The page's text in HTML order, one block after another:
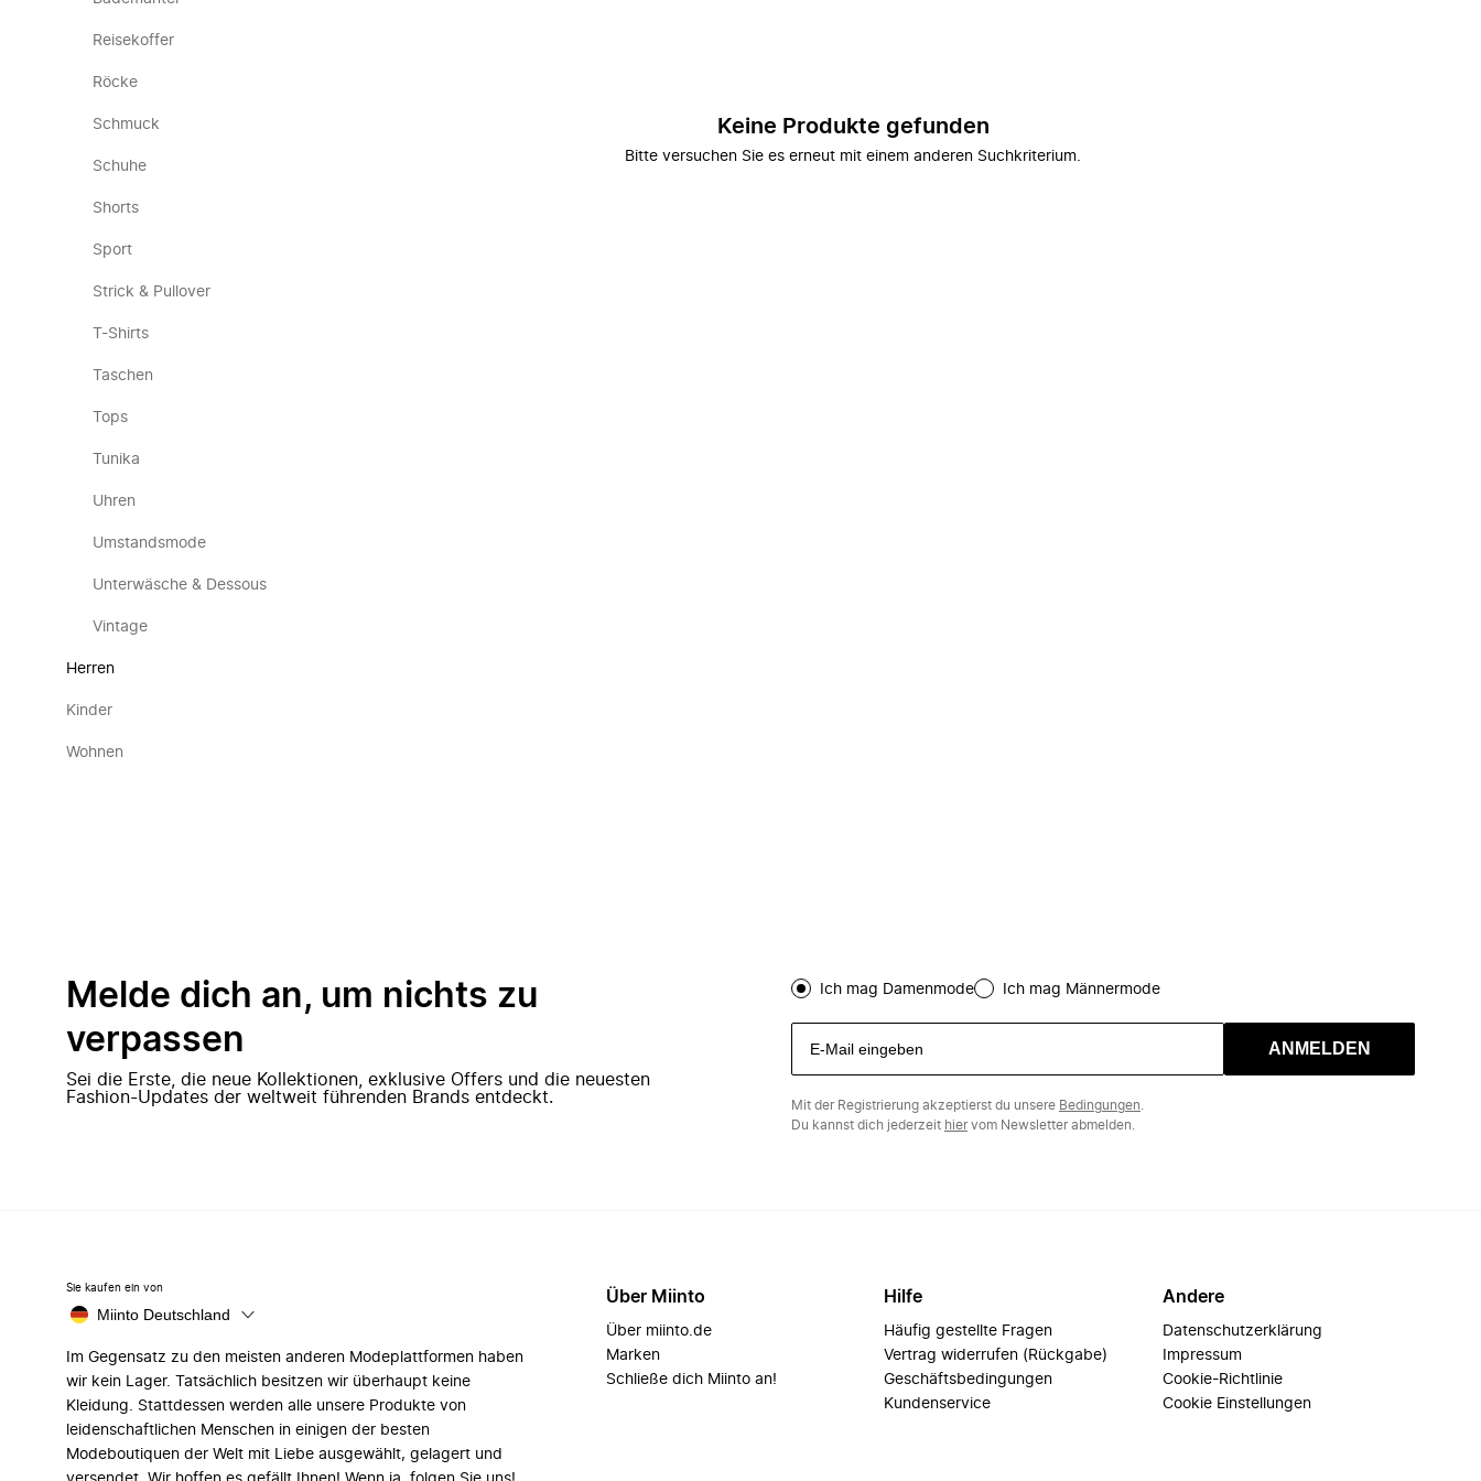
Reisekoffer
Röcke
Schmuck
Schuhe
Shorts
Sport
Strick & Pullover
T-Shirts
Taschen
Tops
Tunika
Uhren
Umstandsmode
Unterwäsche & Dessous
Vintage
Herren
Kinder
Wohnen
Keine Produkte gefunden
Bitte versuchen Sie es erneut mit einem anderen Suchkriterium.
Melde dich an, um nichts zu
verpassen
Sei die Erste, die neue Kollektionen, exklusive Offers und die neuesten
Fashion-Updates der weltweit führenden Brands entdeckt.
Ich mag Damenmode Ich mag Männermode
ANMELDEN
Mit der Registrierung akzeptierst du unsere Bedingungen
Du kannst dich jederzeit hiervom Newsletter abmelden.
Sie kaufen ein von
Miinto Deutschland
Im Gegensatz zu den meisten anderen Modeplattformen haben
wir kein Lager. Tatsächlich besitzen wir überhaupt keine
Kleidung. Stattdessen werden alle unsere Produkte von
leidenschaftlichen Menschen in einigen der besten
Modeboutiquen der Welt mit Liebe ausgewählt, gelagert und
Über Miinto
Über miinto.de
Marken
Schließe dich Miinto an!
Hilfe
Häufig gestellte Fragen
Vertrag widerrufen (Rückgabe)
Geschäftsbedingungen
Kundenservice
Andere
Datenschutzerklärung
Impressum
Cookie-Richtlinie
Cookie Einstellungen